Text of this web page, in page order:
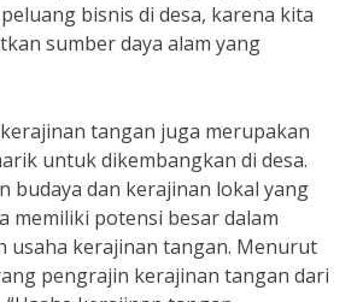
bisnis di desa, karena kita
sumber daya alam yang
tangan juga merupakan
untuk dikembangkan di desa.
budaya dan kerajinan lokal yang
memiliki potensi besar dalam
usaha kerajinan tangan. Menurut
pengrajin kerajinan tangan dari